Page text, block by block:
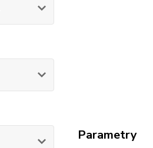
Parametry